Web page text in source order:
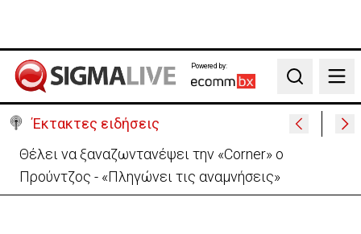
Powered by:
Search
Έκτακτες ειδήσεις
Θέλει να ξαναζωντανέψει την «Corner» o
Προύντζος - «Πληγώνει τις αναμνήσεις»